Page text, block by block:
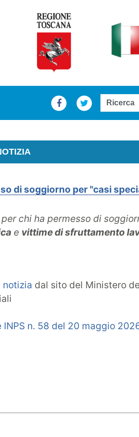
di soggiorno per "casi
chi ha permesso di
e vittime di sfruttamento
notizia dal sito del Ministero
INPS n. 58 del 20 maggio